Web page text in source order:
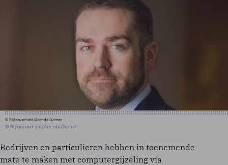
© Rijksoverheid/Arenda Oomen
© Rijksoverheid/Arenda Oomen
Bedrijven en particulieren hebben in toenemende
mate te maken met computergijzeling via